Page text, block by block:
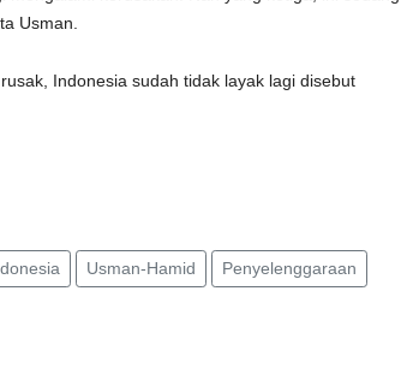
Usman.
Indonesia sudah tidak layak lagi disebut
Usman-Hamid Penyelenggaraan